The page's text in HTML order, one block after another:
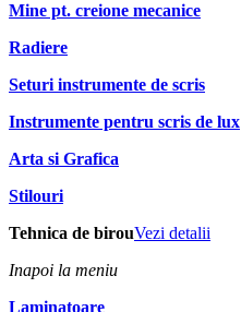
Mine pt. creione mecanice
Radiere
Seturi instrumente de scris
Instrumente pentru scris de lux
Arta si Grafica
Stilouri
Tehnica de birouVezi detalii
Inapoi la meniu
Laminatoare